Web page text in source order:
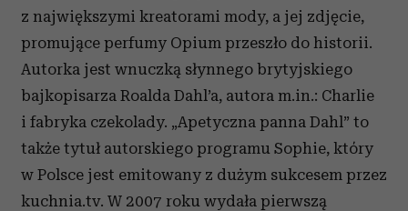
z największymi kreatorami mody, a jej zdjęcie,
promujące perfumy Opium przeszło do historii.
Autorka jest wnuczką słynnego brytyjskiego
bajkopisarza Roalda Dahl’a, autora m.in.: Charlie
i fabryka czekolady. „Apetyczna panna Dahl” to
także tytuł autorskiego programu Sophie, który
w Polsce jest emitowany z dużym sukcesem przez
kuchnia.tv. W 2007 roku wydała pierwszą